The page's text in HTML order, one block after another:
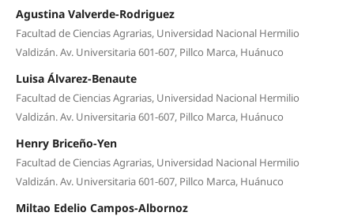
Agustina Valverde-Rodriguez
Facultad de Ciencias Agrarias, Universidad Nacional Hermilio
Valdizán. Av. Universitaria 601-607, Pillco Marca, Huánuco
Luisa Álvarez-Benaute
Facultad de Ciencias Agrarias, Universidad Nacional Hermilio
Valdizán. Av. Universitaria 601-607, Pillco Marca, Huánuco
Henry Briceño-Yen
Facultad de Ciencias Agrarias, Universidad Nacional Hermilio
Valdizán. Av. Universitaria 601-607, Pillco Marca, Huánuco
Miltao Edelio Campos-Albornoz